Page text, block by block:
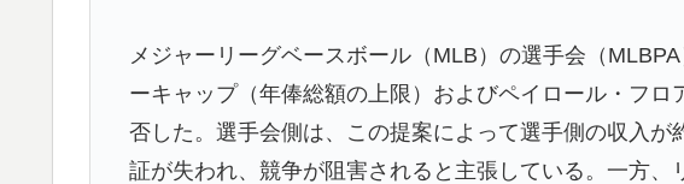
ら追い風に！アメリカ人もポット1争いに熱視線！【海外の反
トルコ人「日本人まで獲るのか」上田綺世、トルコ名門が巨
【海外の反応】
メジャーリーグベースボール（MLB）の選手会（
ーキャップ（年俸総額の上限）およびペイロール・フロ
否した。選手会側は、この提案によって選手側の収入が
証が失われ、競争が阻害されると主張している。一方、